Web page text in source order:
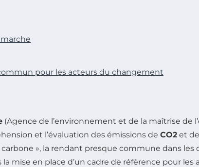
pour les acteurs du changement
(Agence de l’environnement et de la maîtrise de
et l’évaluation des émissions de CO2 et
», la rendant presque commune dans
mise en place d’un cadre de référence pour